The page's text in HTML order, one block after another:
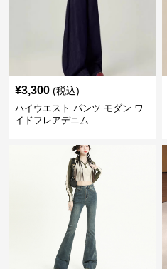
¥3,300 (税込)
ハイウエスト パンツ モダン ワ
イドフレアデニム